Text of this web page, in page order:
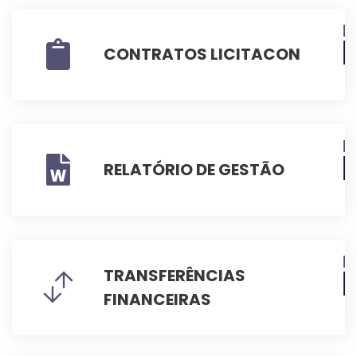
CONTRATOS LICITACON
RELATÓRIO DE GESTÃO
TRANSFERÊNCIAS
FINANCEIRAS